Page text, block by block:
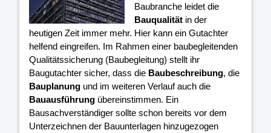
Baubranche leidet die
Bauqualität in der
heutigen Zeit immer mehr. Hier kann ein Gutachter
helfend eingreifen. Im Rahmen einer baubegleitenden
Qualitätssicherung (Baubegleitung) stellt ihr
Baugutachter sicher, dass die Baubeschreibung, die
Bauplanung und im weiteren Verlauf auch die
Bauausführung übereinstimmen. Ein
Bausachverständiger sollte schon bereits vor dem
Unterzeichnen der Bauunterlagen hinzugezogen